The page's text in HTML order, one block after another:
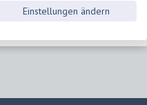
Einstellungen ändern